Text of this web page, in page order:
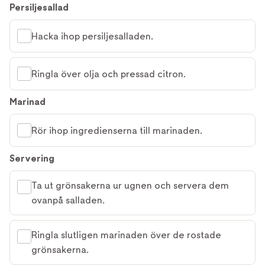
Persiljesallad
Hacka ihop persiljesalladen.
Ringla över olja och pressad citron.
Marinad
Rör ihop ingredienserna till marinaden.
Servering
Ta ut grönsakerna ur ugnen och servera dem
ovanpå salladen.
Ringla slutligen marinaden över de rostade
grönsakerna.